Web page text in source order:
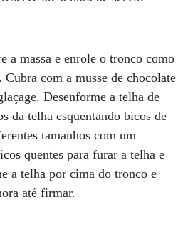
a massa e enrole o tronco como
com a musse de chocolate
Desenforme a telha de
da telha esquentando bicos de
tamanhos com um
quentes para furar a telha e
a telha por cima do tronco e
até firmar.